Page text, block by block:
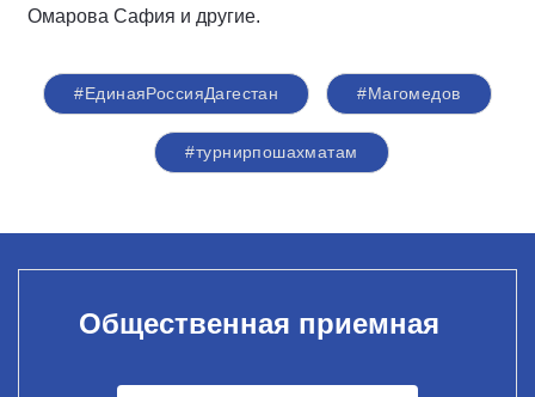
Омарова Сафия и другие.
#ЕдинаяРоссияДагестан #Магомедов
#турнирпошахматам
Общественная приемная